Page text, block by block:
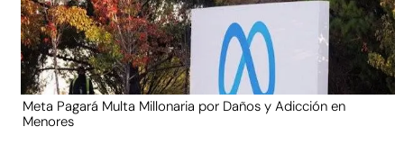
Meta Pagará Multa Millonaria por Daños y Adicción en
Menores